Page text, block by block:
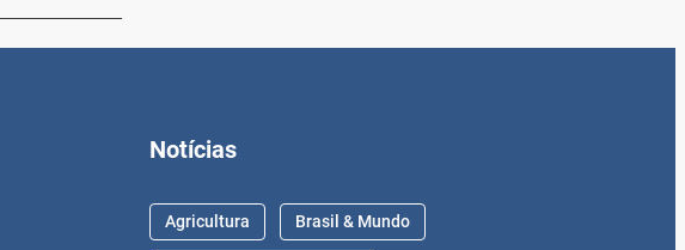
Notícias
Agricultura Brasil & Mundo